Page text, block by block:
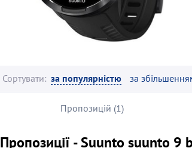
Сортувати: за популярністю за
Пропозицій (1)
Пропозиції - Suunto suunto 9